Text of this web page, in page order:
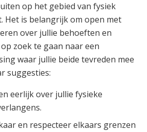
op het gebied van fysiek
Het is belangrijk om open met
over jullie behoeften en
zoek te gaan naar een
waar jullie beide tevreden mee
suggesties:
eerlijk over jullie fysieke
en respecteer elkaars grenzen